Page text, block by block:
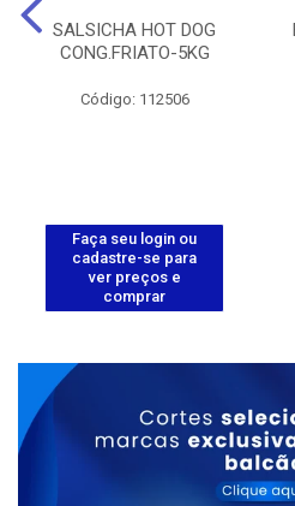
SALSICHA HOT DOG
CONG.FRIATO-5KG
Código: 112506
Faça seu login ou
cadastre-se para
ver preços e
comprar